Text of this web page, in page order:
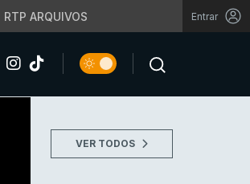
RTP ARQUIVOS Entrar
VER TODOS